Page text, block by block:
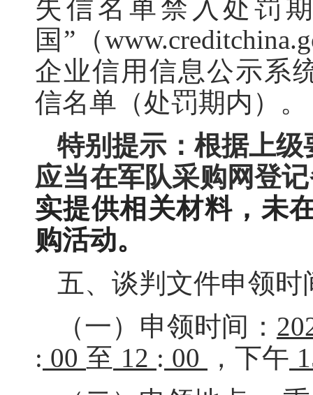
失信名单禁入处罚
国”（
企业信用信息公示系
信名单（处罚期内）。
特别提示：根据上
应当在军队采购网登
实提供相关材料，未
购活动。
五、谈判文件申领
（一）申领时间：
: 00 至 12 : 00 ，下午